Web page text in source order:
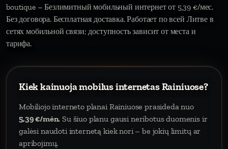
boutique – Безлимитный мобильный интернет от 5,39 €/мес.
Без договора. Бесплатная доставка. Работает по всей Литве в
сетях мобильной связи; доступность зависит от места и
тарифа.
Kiek kainuoja mobilus internetas Rainiuose?
Mobiliojo interneto planai Rainiuose prasideda nuo
5,39 €/mėn. Su šiuo planu gausi neribotus duomenis ir
galėsi naudoti internetą kiek nori – be jokių limitų ar
apribojimų.